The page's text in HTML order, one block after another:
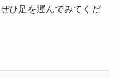
ひ足を運んでみてくだ